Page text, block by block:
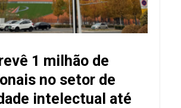
1 milhão de
no setor de
intelectual até